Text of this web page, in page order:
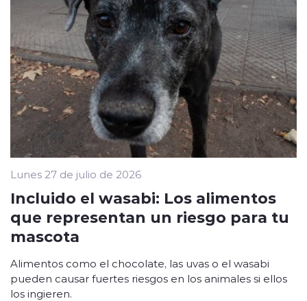
Lunes 27 de julio de 2026
Incluido el wasabi: Los alimentos
que representan un riesgo para tu
mascota
Alimentos como el chocolate, las uvas o el wasabi
pueden causar fuertes riesgos en los animales si ellos
los ingieren.